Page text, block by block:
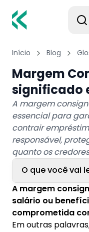
Início Blog
Margem
significado
A margem
essencial para
contrair
responsável,
quanto os credores
O que você vai
1. Como
empréstimo
2. Como é
A margem
salário ou
comprometida
Em outras